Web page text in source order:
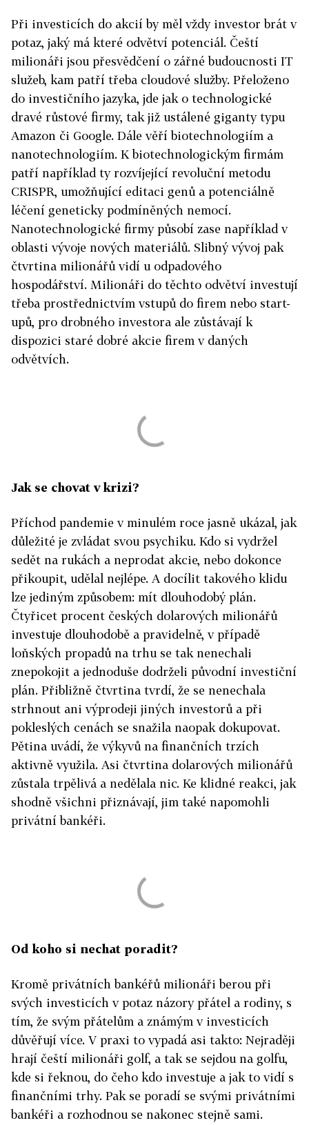
Při investicích do akcií by měl vždy investor brát v
potaz, jaký má které odvětví potenciál. Čeští
milionáři jsou přesvědčení o zářné budoucnosti IT
služeb, kam patří třeba cloudové služby. Přeloženo
do investičního jazyka, jde jak o technologické
dravé růstové firmy, tak již ustálené giganty typu
Amazon či Google. Dále věří biotechnologiím a
nanotechnologiím. K biotechnologickým firmám
patří například ty rozvíjející revoluční metodu
CRISPR, umožňující editaci genů a potenciálně
léčení geneticky podmíněných nemocí.
Nanotechnologické firmy působí zase například v
oblasti vývoje nových materiálů. Slibný vývoj pak
čtvrtina milionářů vidí u odpadového
hospodářství. Milionáři do těchto odvětví investují
třeba prostřednictvím vstupů do firem nebo start-
upů, pro drobného investora ale zůstávají k
dispozici staré dobré akcie firem v daných
odvětvích.
Jak se chovat v krizi?
Příchod pandemie v minulém roce jasně ukázal, jak
důležité je zvládat svou psychiku. Kdo si vydržel
sedět na rukách a neprodat akcie, nebo dokonce
přikoupit, udělal nejlépe. A docílit takového klidu
lze jediným způsobem: mít dlouhodobý plán.
Čtyřicet procent českých dolarových milionářů
investuje dlouhodobě a pravidelně, v případě
loňských propadů na trhu se tak nenechali
znepokojit a jednoduše dodrželi původní investiční
plán. Přibližně čtvrtina tvrdí, že se nenechala
strhnout ani výprodeji jiných investorů a při
pokleslých cenách se snažila naopak dokupovat.
Pětina uvádí, že výkyvů na finančních trzích
aktivně využila. Asi čtvrtina dolarových milionářů
zůstala trpělivá a nedělala nic. Ke klidné reakci, jak
shodně všichni přiznávají, jim také napomohli
privátní bankéři.
Od koho si nechat poradit?
Kromě privátních bankéřů milionáři berou při
svých investicích v potaz názory přátel a rodiny, s
tím, že svým přátelům a známým v investicích
důvěřují více. V praxi to vypadá asi takto: Nejraději
hrají čeští milionáři golf, a tak se sejdou na golfu,
kde si řeknou, do čeho kdo investuje a jak to vidí s
finančními trhy. Pak se poradí se svými privátními
bankéři a rozhodnou se nakonec stejně sami.